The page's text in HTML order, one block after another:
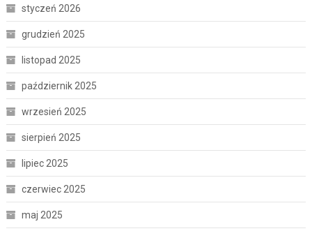
styczeń 2026
grudzień 2025
listopad 2025
październik 2025
wrzesień 2025
sierpień 2025
lipiec 2025
czerwiec 2025
maj 2025